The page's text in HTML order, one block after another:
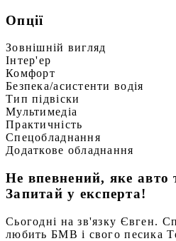
Опції
Зовнішній вигляд
Інтер'ер
Комфорт
Безпека/асистенти водія
Тип підвіски
Мультимедіа
Практичність
Спецобладнання
Додаткове обладнання
Не впевнений, яке авто
Запитай у експерта!
Сьогодні на зв'язку Євген.
любить БМВ і свого песика